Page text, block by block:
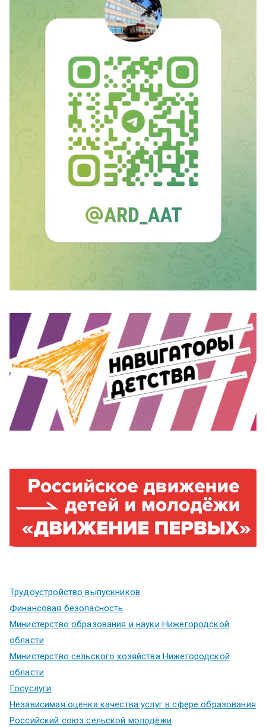
Трудоустройство выпускников
Финансовая безопасность
Министерство образования и науки Нижегородской
области
Министерство сельского хозяйства Нижегородской
области
Госуслуги
Независимая оценка качества услуг в сфере образования
Российский союз сельской молодёжи